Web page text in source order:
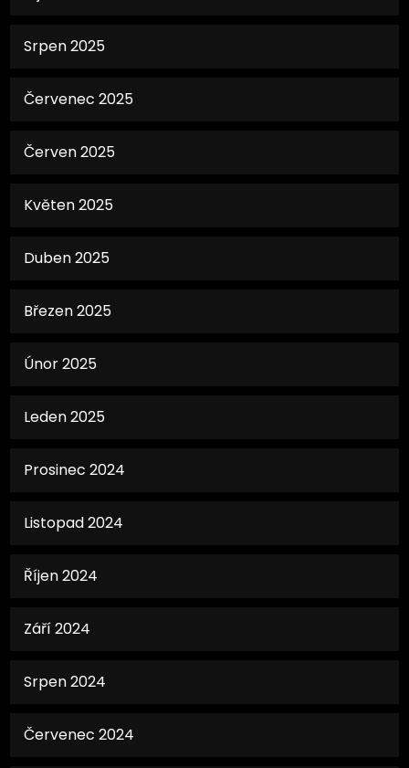
Srpen 2025
Červenec 2025
Červen 2025
Květen 2025
Duben 2025
Březen 2025
Únor 2025
Leden 2025
Prosinec 2024
Listopad 2024
Říjen 2024
Září 2024
Srpen 2024
Červenec 2024